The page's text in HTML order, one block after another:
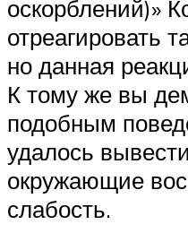
оскорблений)»
отреагировать
но данная
К тому же вы
подобным
удалось
окружающие
слабость.